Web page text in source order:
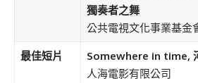
獨奏者之舞
公共電視文化事業基金
最佳短片
Somewhere in time,
人海電影有限公司